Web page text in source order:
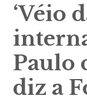
‘Véio
Paulo
diz a